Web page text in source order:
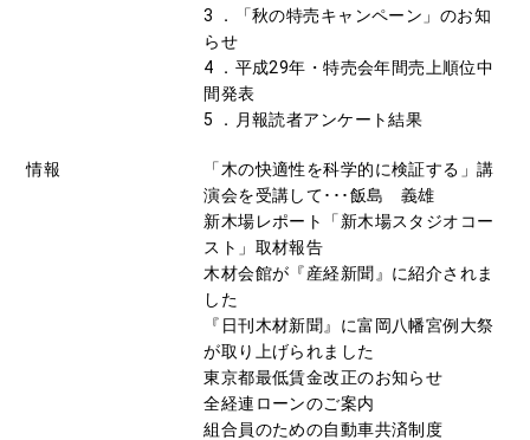
3 ．「秋の特売キャンペーン」のお知
らせ
4 ．平成29年・特売会年間売上順位中
間発表
5 ．月報読者アンケート結果
情報
「木の快適性を科学的に検証する」講
演会を受講して･･･飯島 義雄
新木場レポート「新木場スタジオコー
スト」取材報告
木材会館が『産経新聞』に紹介されま
した
『日刊木材新聞』に富岡八幡宮例大祭
が取り上げられました
東京都最低賃金改正のお知らせ
全経連ローンのご案内
組合員のための自動車共済制度